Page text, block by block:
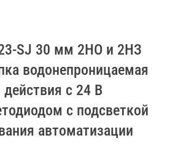
SJ 30 мм 2НО и 2НЗ
водонепроницаемая
с 24 В
с подсветкой
автоматизации